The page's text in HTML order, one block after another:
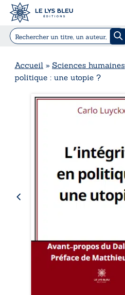
Accueil » Sciences humaines
politique : une utopie ?